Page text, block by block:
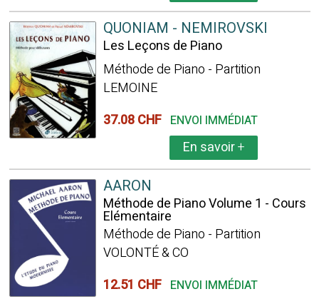
QUONIAM - NEMIROVSKI
Les Leçons de Piano
Méthode de Piano - Partition
LEMOINE
37.08 CHF ENVOI IMMÉDIAT
En savoir+
AARON
Méthode de Piano Volume 1 - Cours
Elémentaire
Méthode de Piano - Partition
VOLONTÉ & CO
12.51 CHF ENVOI IMMÉDIAT